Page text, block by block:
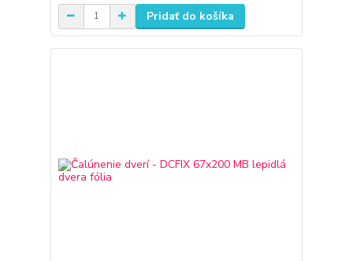
Pridať do košíka